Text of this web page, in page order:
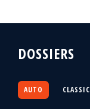
DOSSIERS
AUTO CLASSIC